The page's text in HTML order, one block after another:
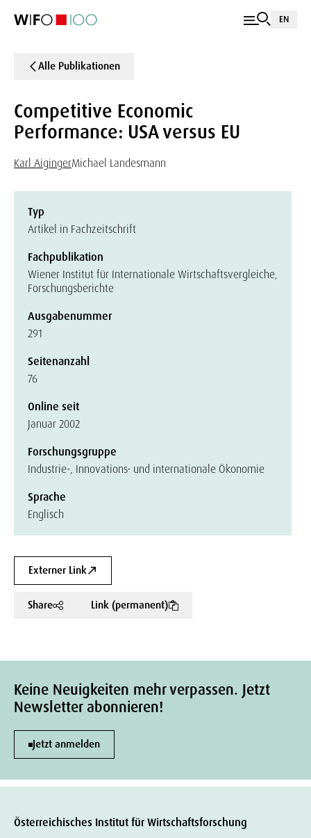
EN
Alle Publikationen
Competitive Economic
Performance: USA versus EU
Karl AigingerMichael Landesmann
Typ
Artikel in Fachzeitschrift
Fachpublikation
Wiener Institut für Internationale Wirtschaftsvergleiche,
Forschungsberichte
Ausgabenummer
291
Seitenanzahl
76
Online seit
Januar 2002
Forschungsgruppe
Industrie-, Innovations- und internationale Ökonomie
Sprache
Englisch
Externer Link
Share Link (permanent)
Keine Neuigkeiten mehr verpassen. Jetzt
Newsletter abonnieren!
Jetzt anmelden
Österreichisches Institut für Wirtschaftsforschung